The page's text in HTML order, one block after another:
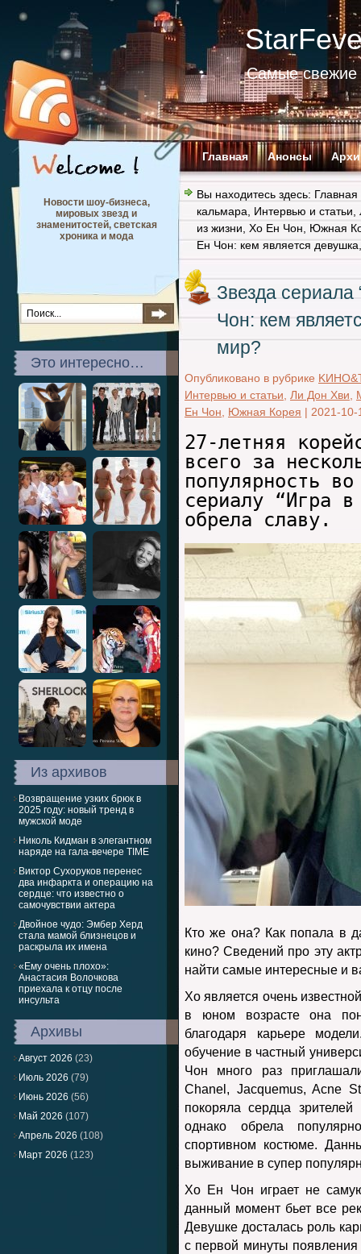
Самые свежие
Главная Анонсы
Новости шоу-бизнеса,
мировых звезд и
знаменитостей, светская
хроника и мода
Это интересно…
Из архивов
Возвращение узких брюк в
2025 году: новый тренд в
мужской моде
Николь Кидман в элегантном
наряде на гала-вечере TIME
Виктор Сухоруков перенес
два инфаркта и операцию на
сердце: что известно о
самочувствии актера
Двойное чудо: Эмбер Херд
стала мамой близнецов и
раскрыла их имена
«Ему очень плохо»:
Анастасия Волочкова
приехала к отцу после
инсульта
Архивы
Август 2026 (23)
Июль 2026 (79)
Июнь 2026 (56)
Май 2026 (107)
Апрель 2026 (108)
Март 2026 (123)
Вы находитесь здесь: Главная
кальмара
Интервью и статьи
из жизни Хо Ен Чон
Южная
Ен Чон: кем является
Звезда сериала
Чон: кем
мир?
Опубликовано в рубрике
Интервью и статьи
Ли Дон Хви
Ен Чон
Южная Корея | 2021-10-
27-летняя
всего за
популярность
сериалу “Игра
обрела славу.
Кто же она? Как попала в
кино? Сведений про эту
найти самые интересные и
Хо является очень
в юном возрасте она
благодаря карьере
обучение в частный
Чон много раз
Chanel, Jacquemus, Acne
покоряла сердца
однако обрела
спортивном костюме.
выживание в супер
Хо Ен Чон играет не
данный момент бьет все
Девушке досталась роль
с первой минуты